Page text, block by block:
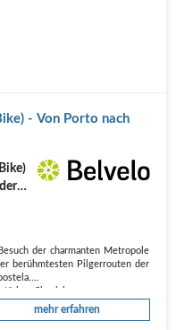
- Von Porto nach
der charmanten Metropole
berühmtesten Pilgerrouten der
mehr erfahren